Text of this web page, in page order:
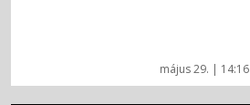
május 29. | 14:16